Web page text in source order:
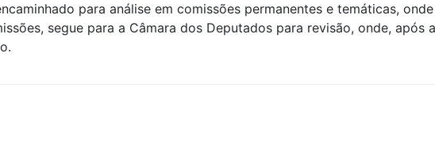
para análise em comissões permanentes e temáticas,
segue para a Câmara dos Deputados para revisão, onde, após